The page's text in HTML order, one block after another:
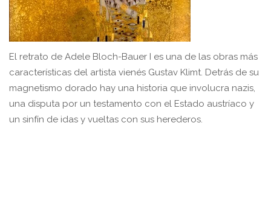
El retrato de Adele Bloch-Bauer I es una de las obras más
características del artista vienés Gustav Klimt. Detrás de su
magnetismo dorado hay una historia que involucra nazis,
una disputa por un testamento con el Estado austríaco y
un sinfín de idas y vueltas con sus herederos.